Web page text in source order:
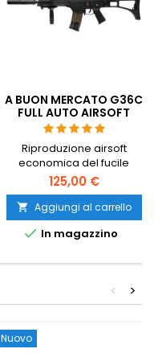
A BUON MERCATO G36C
FULL AUTO AIRSOFT
REPLICA CON ACCESSORI
Riproduzione airsoft
economica del fucile
d'assalto G36C con molti
accessori inclusi. Spara in
semi e full auto. Bassa
potenza di tiro, quindi è
adatto agli utenti più giovani.
4000844426284
125,00 €
 Aggiungi al carrello
 In magazzino
>
<
Nuovo